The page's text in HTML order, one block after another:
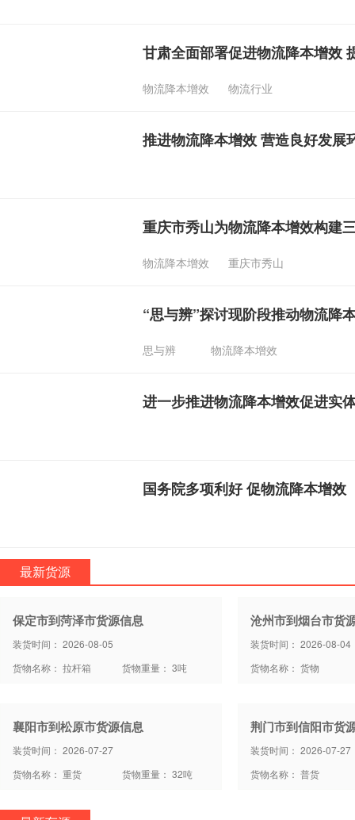
甘肃全面部署促进物流降本增效
物流降本增效 物流行业
推进物流降本增效 营造良好发展
重庆市秀山为物流降本增效构建
物流降本增效 重庆市秀山
“思与辨”探讨现阶段推动物流降
思与辨 物流降本增效
进一步推进物流降本增效促进实
国务院多项利好 促物流降本增效
最新货源
保定市到菏泽市货源信息
装货时间： 2026-08-05
货物名称： 拉杆箱
货物重量： 3吨
沧州市到烟台市货
装货时间： 2026-08-04
货物名称： 货物
襄阳市到松原市货源信息
装货时间： 2026-07-27
货物名称： 重货
货物重量： 32吨
荆门市到信阳市货
装货时间： 2026-07-27
货物名称： 普货